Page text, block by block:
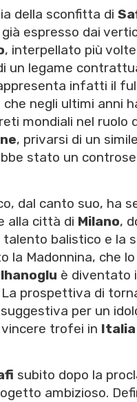
della sconfitta di
espresso dai
, interpellato più
un legame
infatti il
negli ultimi anni
mondiali nel
, privarsi di un
stato un
dal canto suo, ha
alla città di Milano,
balistico e la
Madonnina, che
è diventato
prospettiva di
per un
trofei in Italia
subito dopo la
ambizioso.